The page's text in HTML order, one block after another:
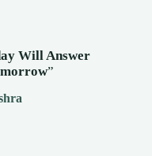
Will Answer
”